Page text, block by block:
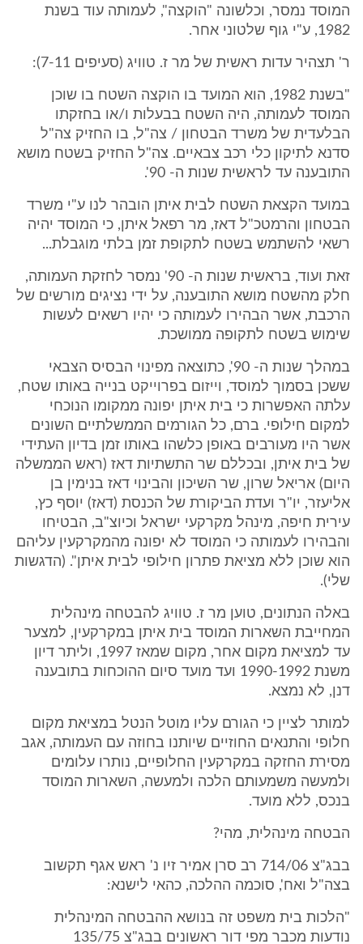
המוסד נמסר, וכלשונה "הוקצה", לעמותה עוד בשנת
1982, ע"י גוף שלטוני אחר.
ר' תצהיר עדות ראשית של מר ז. טוויג (סעיפים 7-11):
"בשנת 1982, הוא המועד בו הוקצה השטח בו שוכן
המוסד לעמותה, היה השטח בבעלות ו/או בחזקתו
הבלעדית של משרד הבטחון / צה"ל, בו החזיק צה"ל
סדנא לתיקון כלי רכב צבאיים. צה"ל החזיק בשטח מושא
התובענה עד לראשית שנות ה- 90'.
במועד הקצאת השטח לבית איתן הובהר לנו ע"י משרד
הבטחון והרמטכ"ל דאז, מר רפאל איתן, כי המוסד יהיה
רשאי להשתמש בשטח לתקופת זמן בלתי מוגבלת...
זאת ועוד, בראשית שנות ה- 90' נמסר לחזקת העמותה,
חלק מהשטח מושא התובענה, על ידי נציגים מורשים של
הרכבת, אשר הבהירו לעמותה כי יהיו רשאים לעשות
שימוש בשטח לתקופה ממושכת.
במהלך שנות ה- 90', כתוצאה מפינוי הבסיס הצבאי
ששכן בסמוך למוסד, וייזום בפרוייקט בנייה באותו שטח,
עלתה האפשרות כי בית איתן יפונה ממקומו הנוכחי
למקום חילופי. ברם, כל הגורמים הממשלתיים השונים
אשר היו מעורבים באופן כלשהו באותו זמן בדיון העתידי
של בית איתן, ובכללם שר התשתיות דאז (ראש הממשלה
היום) אריאל שרון, שר השיכון והבינוי דאז בנימין בן
אליעזר, יו"ר ועדת הביקורת של הכנסת (דאז) יוסף כץ,
עירית חיפה, מינהל מקרקעי ישראל וכיוצ"ב, הבטיחו
והבהירו לעמותה כי המוסד לא יפונה מהמקרקעין עליהם
הוא שוכן ללא מציאת פתרון חילופי לבית איתן". (הדגשות
שלי).
באלה הנתונים, טוען מר ז. טוויג להבטחה מינהלית
המחייבת השארות המוסד בית איתן במקרקעין, למצער
עד למציאת מקום אחר, מקום שמאז 1997, וליתר דיון
משנת 1990-1992 ועד מועד סיום ההוכחות בתובענה
דנן, לא נמצא.
למותר לציין כי הגורם עליו מוטל הנטל במציאת מקום
חלופי והתנאים החוזיים שיותנו בחוזה עם העמותה, אגב
מסירת החזקה במקרקעין החלופיים, נותרו עלומים
ולמעשה משמעותם הלכה ולמעשה, השארות המוסד
בנכס, ללא מועד.
הבטחה מינהלית, מהי?
בבג"צ 714/06 רב סרן אמיר זיו נ' ראש אגף תקשוב
בצה"ל ואח', סוכמה ההלכה, כהאי לישנא:
"הלכות בית משפט זה בנושא ההבטחה המינהלית
נודעות מכבר מפי דור ראשונים בבג"צ 135/75